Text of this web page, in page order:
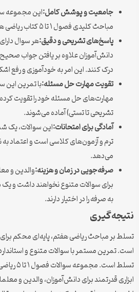
جامعیت و پوشش کامل:این مجموعه
مباحث کلیدی فصول ۱ تا ۵ کتاب ریاضی هفتم را پوشش می‌دهد.
پاسخ‌های تشریحی و دقیق:هر سوال
دانش‌آموزان علاوه بر یافتن جواب
درک کنند. این امر به خودآموزی و رفع
تقویت مهارت حل مسئله:با تمرین این
مهارت‌های حل مسئله خود را تقویت کرده و
تشریحی تا تستی) آماده می‌شوند.
آمادگی برای امتحانات:این سوالات، یک
ترم و آزمون‌های کلاسی است و اعتماد به
می‌دهد.
صرفه‌جویی در زمان و هزینه:والدین و
برای سوالات متنوع نخواهند داشت و
به صرفه را در اختیار دارند.
نتیجه‌گیری
تسلط بر مباحث ریاضی هفتم، پایه‌ای محکم
است. تمرین مستمر با سوالات متنوع و
تسلط است.
ابزاری قدرتمند برای دانش‌آموزان، والدین و